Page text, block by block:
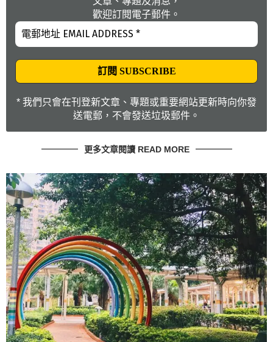
歡迎訂閱電子郵件。
* 我們只會在刊登新文章、專題或重要網站更新時向你發
送電郵，不會發送垃圾郵件。
更多文章閱讀 READ MORE